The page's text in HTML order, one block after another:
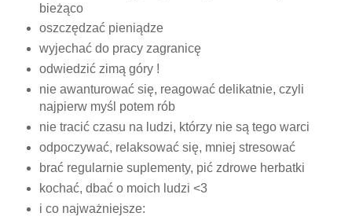
bieżąco
oszczędzać pieniądze
wyjechać do pracy zagranicę
odwiedzić zimą góry !
nie awanturować się, reagować delikatnie, czyli
najpierw myśl potem rób
nie tracić czasu na ludzi, którzy nie są tego warci
odpoczywać, relaksować się, mniej stresować
brać regularnie suplementy, pić zdrowe herbatki
kochać, dbać o moich ludzi <3
i co najważniejsze: